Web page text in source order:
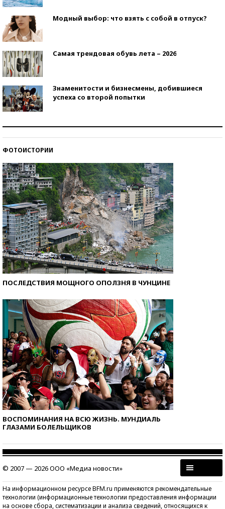
Модный выбор: что взять с собой в отпуск?
Самая трендовая обувь лета – 2026
Знаменитости и бизнесмены, добившиеся
успеха со второй попытки
ФОТОИСТОРИИ
ПОСЛЕДСТВИЯ МОЩНОГО ОПОЛЗНЯ В ЧУНЦИНЕ
ВОСПОМИНАНИЯ НА ВСЮ ЖИЗНЬ. МУНДИАЛЬ
ГЛАЗАМИ БОЛЕЛЬЩИКОВ
© 2007 — 2026 ООО «Медиа новости»
На информационном ресурсе BFM.ru применяются рекомендательные
технологии (информационные технологии предоставления информации
на основе сбора, систематизации и анализа сведений, относящихся к